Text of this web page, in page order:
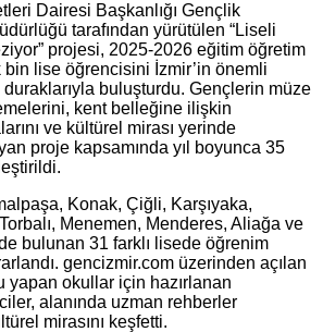
Dairesi Başkanlığı Gençlik
tarafından yürütülen “Liseli
projesi, 2025-2026 eğitim öğretim
bin lise öğrencisini İzmir’in önemli
buluşturdu. Gençlerin müze
kent belleğine ilişkin
ve kültürel mirası yerinde
proje kapsamında yıl boyunca 35
Konak, Çiğli, Karşıyaka,
Menemen, Menderes, Aliağa ve
bulunan 31 farklı lisede öğrenim
gencizmir.com üzerinden açılan
yapan okullar için hazırlanan
alanında uzman rehberler
mirasını keşfetti.